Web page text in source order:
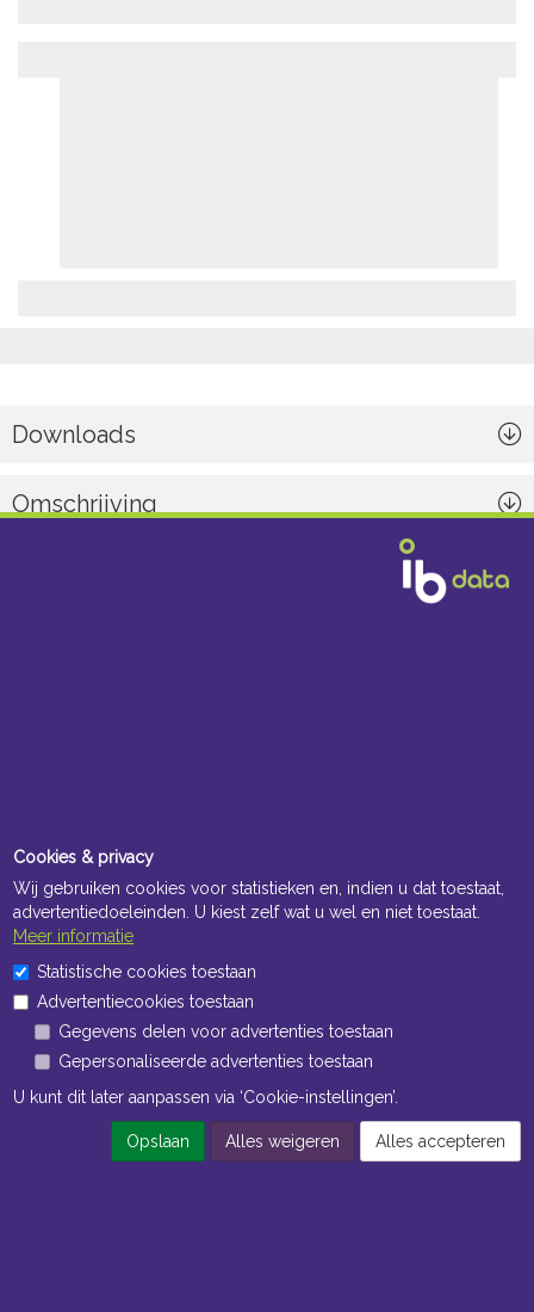
Downloads
Omschrijving
Openingstijden Kantoor
ma t/m vr 8:30 uur tot 17:00 uur
Openingstijden Magazijn
ma t/m vr 7:00 uur tot 16:30 uur
Cookies & privacy
Wij gebruiken cookies voor statistieken en, indien u dat toestaat,
advertentiedoeleinden. U kiest zelf wat u wel en niet toestaat.
Meer informatie
Statistische cookies toestaan
Advertentiecookies toestaan
Gegevens delen voor advertenties toestaan
Gepersonaliseerde advertenties toestaan
U kunt dit later aanpassen via ‘Cookie-instellingen’.
Opslaan Alles weigeren Alles accepteren